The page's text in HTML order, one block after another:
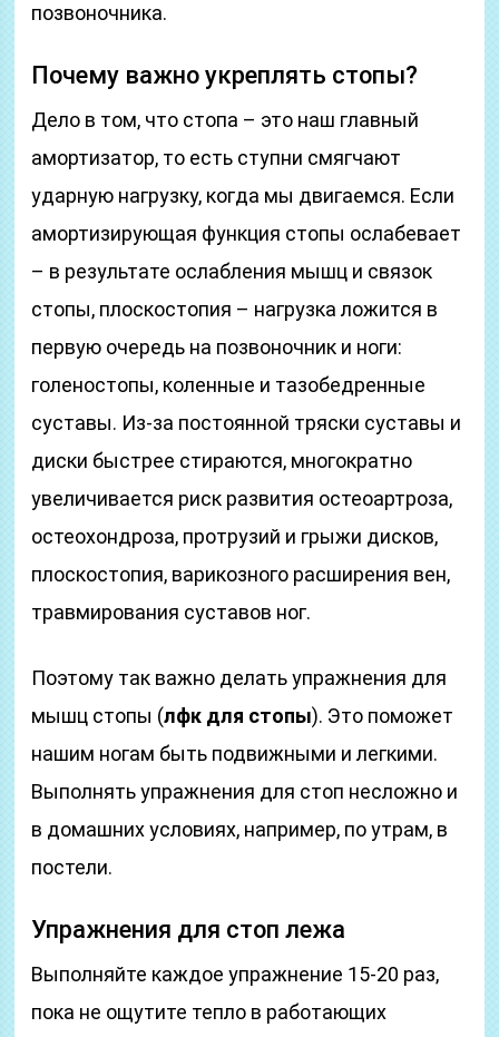
позвоночника.
Почему важно укреплять стопы?
Дело в том, что стопа – это наш главный
амортизатор, то есть ступни смягчают
ударную нагрузку, когда мы двигаемся. Если
амортизирующая функция стопы ослабевает
– в результате ослабления мышц и связок
стопы, плоскостопия – нагрузка ложится в
первую очередь на позвоночник и ноги:
голеностопы, коленные и тазобедренные
суставы. Из-за постоянной тряски суставы и
диски быстрее стираются, многократно
увеличивается риск развития остеоартроза,
остеохондроза, протрузий и грыжи дисков,
плоскостопия, варикозного расширения вен,
травмирования суставов ног.
Поэтому так важно делать упражнения для
мышц стопы (лфк для стопы). Это поможет
нашим ногам быть подвижными и легкими.
Выполнять упражнения для стоп несложно и
в домашних условиях, например, по утрам, в
постели.
Упражнения для стоп лежа
Выполняйте каждое упражнение 15-20 раз,
пока не ощутите тепло в работающих